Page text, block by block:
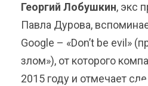
Георгий Лобушкин, экс
Павла Дурова,
Google – «Don’t be evil»
злом»), от которого
2015 году и отмечает